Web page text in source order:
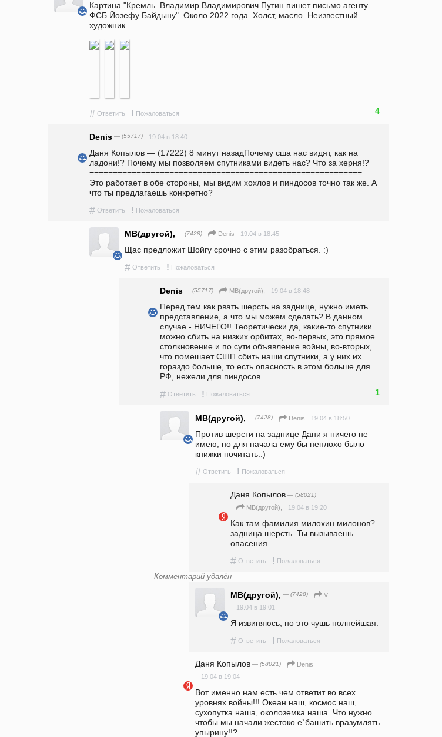
Картина "Кремль. Владимир Владимирович Путин пишет письмо агенту
ФСБ Йозефу Байдыну". Около 2022 года. Холст, масло. Неизвестный
художник
# Ответить ! Пожаловаться 4
Denis — (55717) 19.04 в 18:40
Даня Копылов — (17222) 8 минут назадПочему сша нас видят, как на
ладони!? Почему мы позволяем спутниками видеть нас? Что за херня!?
==========================================================
Это работает в обе стороны, мы видим хохлов и пиндосов точно так же. А
что ты предлагаешь конкретно?
# Ответить ! Пожаловаться
MB(другой), — (7428) Denis 19.04 в 18:45
Щас предложит Шойгу срочно с этим разобраться. :)
# Ответить ! Пожаловаться
Denis — (55717) MB(другой), 19.04 в 18:48
Перед тем как рвать шерсть на заднице, нужно иметь
представление, а что мы можем сделать? В данном
случае - НИЧЕГО!! Теоретически да, какие-то спутники
можно сбить на низких орбитах, во-первых, это прямое
столкновение и по сути объявление войны, во-вторых,
что помешает СШП сбить наши спутники, а у них их
гораздо больше, то есть опасность в этом больше для
РФ, нежели для пиндосов.
# Ответить ! Пожаловаться 1
MB(другой), — (7428) Denis 19.04 в 18:50
Против шерсти на заднице Дани я ничего не
имею, но для начала ему бы неплохо было
книжки почитать.:)
# Ответить ! Пожаловаться
Даня Копылов — (58021)
MB(другой), 19.04 в 19:20
Как там фамилия милохин милонов?
задница шерсть. Ты вызываешь
опасения.
# Ответить ! Пожаловаться
Комментарий удалён
MB(другой), — (7428)
V
19.04 в 19:01
Я извиняюсь, но это чушь полнейшая.
# Ответить ! Пожаловаться
Даня Копылов — (58021)
Denis
19.04 в 19:04
Вот именно нам есть чем ответит во всех
уровнях войны!!! Океан наш, космос наш,
сухопутка наша, околоземка наша. Что нужно
чтобы мы начали жестоко е`башить вразумлять
упырину!!?